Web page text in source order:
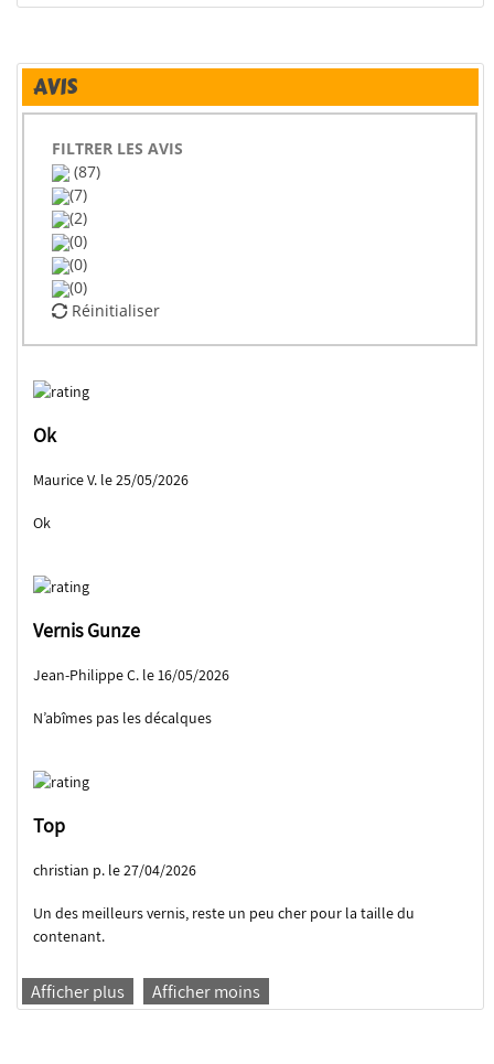
AVIS
FILTRER LES AVIS
(87)
(7)
(2)
(0)
(0)
(0)
Réinitialiser
Ok
Maurice V. le 25/05/2026
Ok
Vernis Gunze
Jean-Philippe C. le 16/05/2026
N’abîmes pas les décalques
Top
christian p. le 27/04/2026
Un des meilleurs vernis, reste un peu cher pour la taille du
contenant.
Afficher plus Afficher moins